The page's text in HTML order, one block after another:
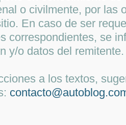
o civilmente, por las
En caso de ser
correspondientes, se
y/o datos del remitente.
a los textos,